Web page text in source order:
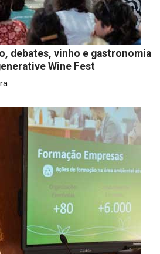
debates, vinho e gastronomia
Wine Fest